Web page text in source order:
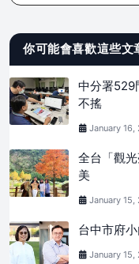
你可能會喜歡這些文
中分署
不搖
January 16,
全台「觀
美
January 15,
台中市府
January 15,